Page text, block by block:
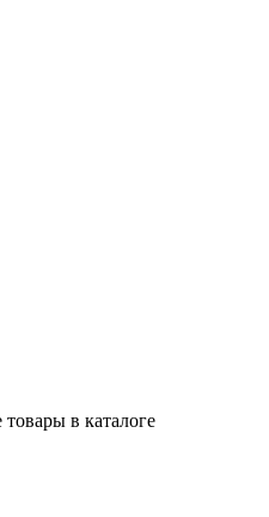
в каталоге